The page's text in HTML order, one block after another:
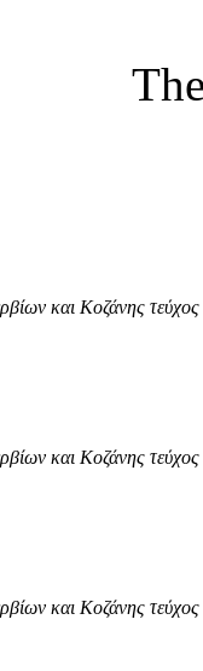
και Κοζάνης
και Κοζάνης
και Κοζάνης